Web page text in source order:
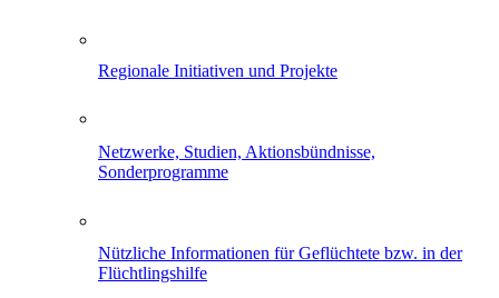
Regionale Initiativen und Projekte
Netzwerke, Studien, Aktionsbündnisse,
Sonderprogramme
Nützliche Informationen für Geflüchtete bzw. in der
Flüchtlingshilfe